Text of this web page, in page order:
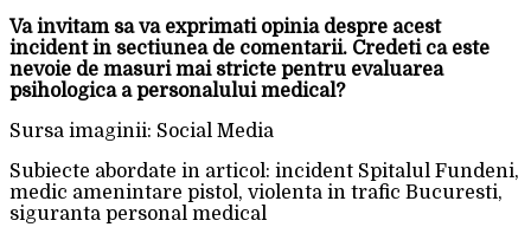
Va invitam sa va exprimati opinia despre acest
incident in sectiunea de comentarii. Credeti ca este
nevoie de masuri mai stricte pentru evaluarea
psihologica a personalului medical?
Sursa imaginii: Social Media
Subiecte abordate in articol: incident Spitalul Fundeni,
medic amenintare pistol, violenta in trafic Bucuresti,
siguranta personal medical